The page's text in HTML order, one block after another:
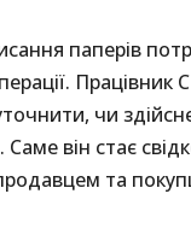
паперів
чи
Саме він стає
та